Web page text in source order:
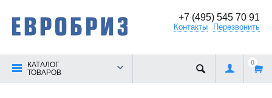
+7 (495) 545 70 91
Контакты Перезвонить
КАТАЛОГ
ТОВАРОВ
0